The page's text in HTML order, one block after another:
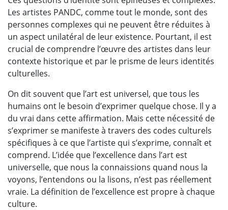
Les artistes PANDC, comme tout le monde, sont des
personnes complexes qui ne peuvent être réduites à
un aspect unilatéral de leur existence. Pourtant, il est
crucial de comprendre l’œuvre des artistes dans leur
contexte historique et par le prisme de leurs identités
culturelles.
On dit souvent que l’art est universel, que tous les
humains ont le besoin d’exprimer quelque chose. Il y a
du vrai dans cette affirmation. Mais cette nécessité de
s’exprimer se manifeste à travers des codes culturels
spécifiques à ce que l’artiste qui s’exprime, connaît et
comprend. L’idée que l’excellence dans l’art est
universelle, que nous la connaissions quand nous la
voyons, l’entendons ou la lisons, n’est pas réellement
vraie. La définition de l’excellence est propre à chaque
culture.